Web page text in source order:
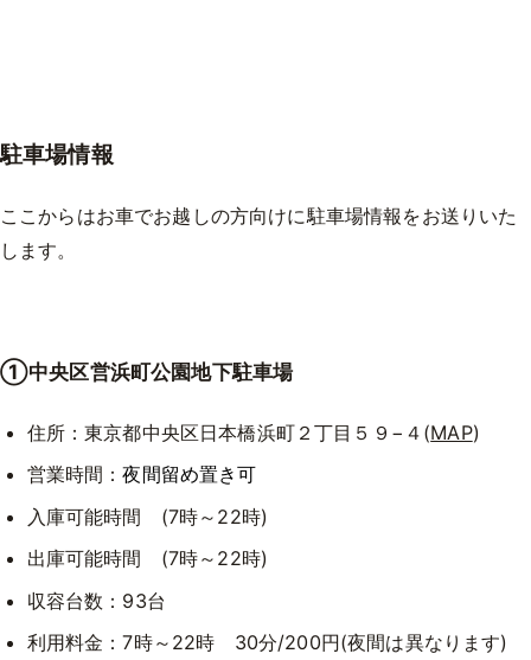
駐車場情報
ここからはお車でお越しの方向けに駐車場情報をお送りいた
します。
①中央区営浜町公園地下駐車場
住所：東京都中央区日本橋浜町２丁目５９−４(MAP)
営業時間：夜間留め置き可
入庫可能時間 (7時～22時)
出庫可能時間 (7時～22時)
収容台数：93台
利用料金：7時～22時 30分/200円(夜間は異なります)